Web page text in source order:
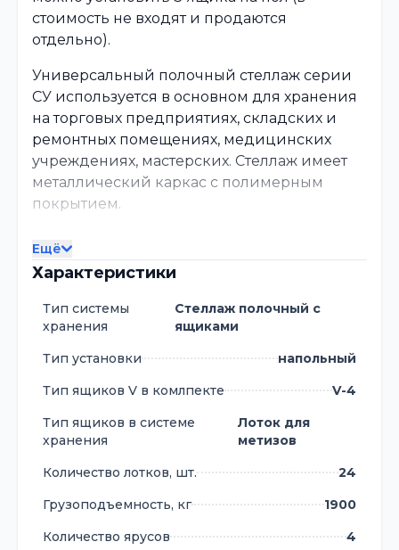
стоимость не входят и продаются
отдельно).
Универсальный полочный стеллаж серии
СУ используется в основном для хранения
на торговых предприятиях, складских и
ремонтных помещениях, медицинских
учреждениях, мастерских. Стеллаж имеет
металлический каркас с полимерным
покрытием.
Полочный стеллаж с ударопрочными
ящиками типа V подойдет для хранения
инструмента, деталей, запчастей или
различных мелочей. Стеллаж идет в
комплекте с ударостойкими пластиковыми
Цвета ящиков можно указать в заказе.
Габариты стеллажа ДхШхВ:
Размеры полки: 1000 х 500 мм
Количество ящиков: 24 шт.
Материал ящиков: ударопрочный
Ещё
Характеристики
Тип системы
хранения
Стеллаж полочный с
ящиками
Тип установки
напольный
Тип ящиков V в комлпекте
V-4
Тип ящиков в системе
хранения
Лоток для
метизов
Количество лотков, шт.
24
Грузоподъемность, кг
1900
Количество ярусов
4